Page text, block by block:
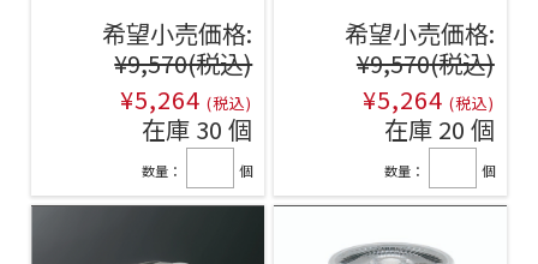
希望小売価格:
¥9,570(税込)
¥5,264 (税込)
在庫 30 個
数量： 個
希望小売価格:
¥9,570(税込)
¥5,264 (税込)
在庫 20 個
数量： 個